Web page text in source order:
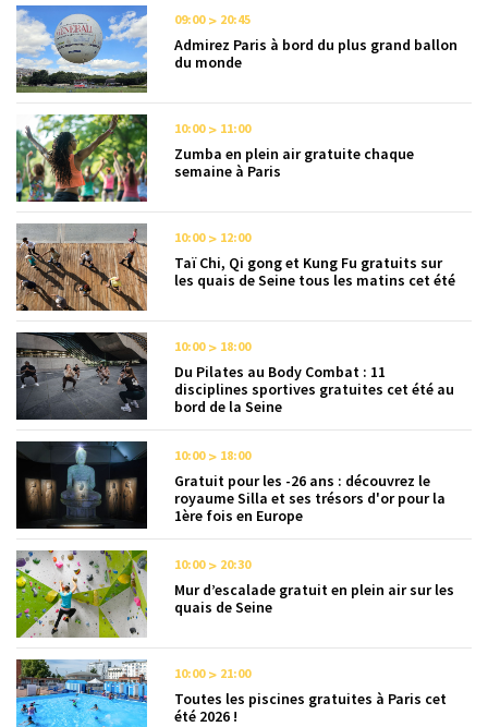
09:00 20:45
Admirez Paris à bord du plus grand ballon
du monde
10:00 11:00
Zumba en plein air gratuite chaque
semaine à Paris
10:00 12:00
Taï Chi, Qi gong et Kung Fu gratuits sur
les quais de Seine tous les matins cet été
10:00 18:00
Du Pilates au Body Combat : 11
disciplines sportives gratuites cet été au
bord de la Seine
10:00 18:00
Gratuit pour les -26 ans : découvrez le
royaume Silla et ses trésors d'or pour la
1ère fois en Europe
10:00 20:30
Mur d’escalade gratuit en plein air sur les
quais de Seine
10:00 21:00
Toutes les piscines gratuites à Paris cet
été 2026 !